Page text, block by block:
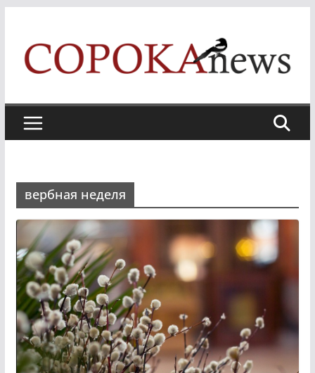
content
вербная неделя